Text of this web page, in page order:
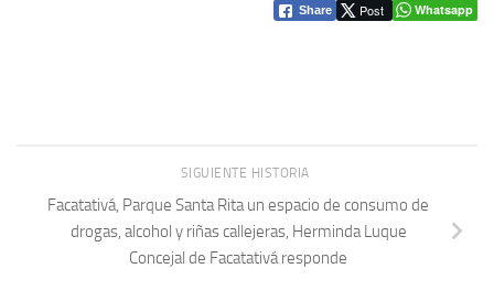
Share Post Whatsapp
SIGUIENTE HISTORIA
Facatativá, Parque Santa Rita un espacio de consumo de
drogas, alcohol y riñas callejeras, Herminda Luque
Concejal de Facatativá responde